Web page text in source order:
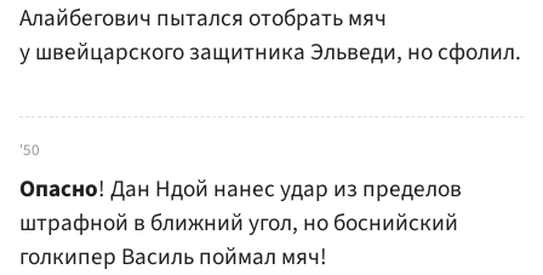
Алайбегович пытался отобрать мяч
у швейцарского защитника Эльведи, но сфолил.
'50
Опасно! Дан Ндой нанес удар из пределов
штрафной в ближний угол, но боснийский
голкипер Василь поймал мяч!